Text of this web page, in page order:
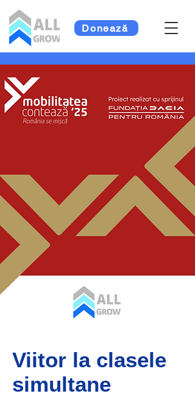
Donează
Viitor la clasele
simultane